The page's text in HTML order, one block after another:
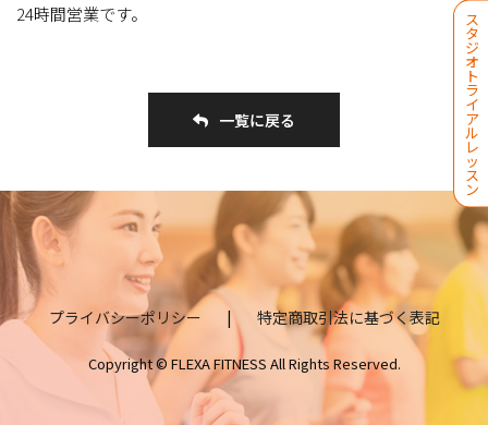
24時間営業です。
一覧に戻る
プライバシーポリシー | 特定商取引法に基づく表記
Copyright © FLEXA FITNESS All Rights Reserved.
ス
タ
ジ
オ
ト
ラ
イ
ア
ル
レ
ッ
ス
ン